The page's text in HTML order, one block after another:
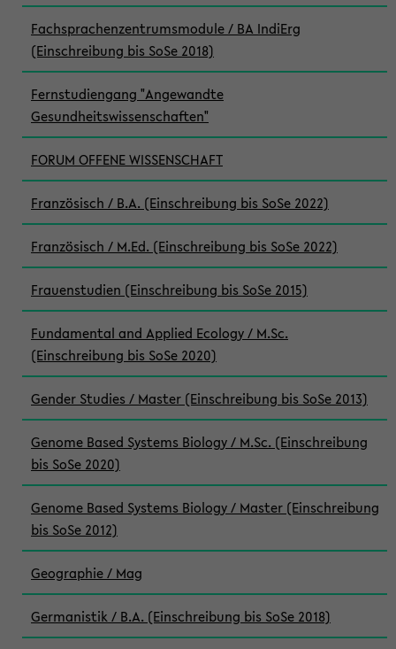
Fachsprachenzentrumsmodule / BA IndiErg
(Einschreibung bis SoSe 2018)
Fernstudiengang "Angewandte
Gesundheitswissenschaften"
FORUM OFFENE WISSENSCHAFT
Französisch / B.A. (Einschreibung bis SoSe 2022)
Französisch / M.Ed. (Einschreibung bis SoSe 2022)
Frauenstudien (Einschreibung bis SoSe 2015)
Fundamental and Applied Ecology / M.Sc.
(Einschreibung bis SoSe 2020)
Gender Studies / Master (Einschreibung bis SoSe 2013)
Genome Based Systems Biology / M.Sc. (Einschreibung
bis SoSe 2020)
Genome Based Systems Biology / Master (Einschreibung
bis SoSe 2012)
Geographie / Mag
Germanistik / B.A. (Einschreibung bis SoSe 2018)